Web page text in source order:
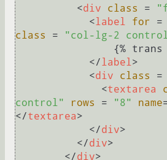
<div class =
<label for =
class
= "col-lg-2
</label>
<div class =
<textarea
control"
rows = "8" name
</textarea>
</div>
</div>
</div>